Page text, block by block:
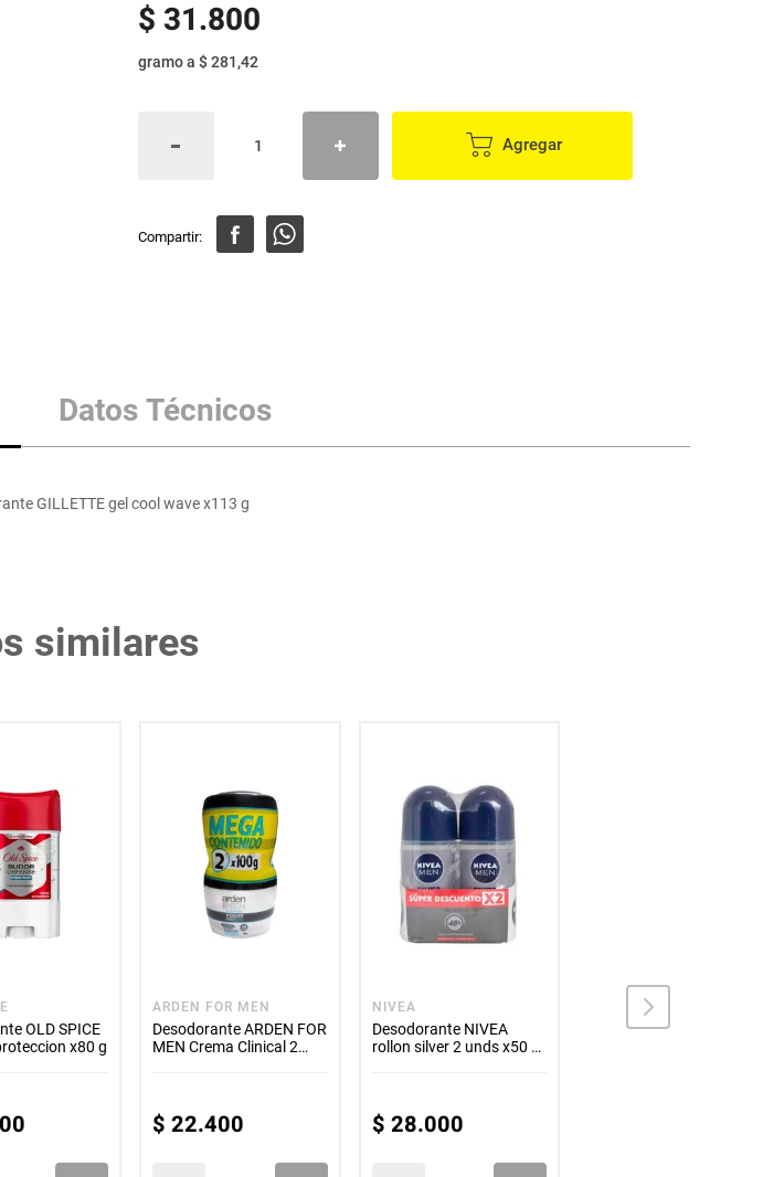
$ 31.800
gramoa $ 281,42
Agregar
Datos Técnicos
GILLETTE gel cool wave x113 g
similares
OLD SPICE
x80 g
ARDEN FOR MEN
Desodorante ARDEN FOR
MEN Crema Clinical 2
$ 22.400
NIVEA
Desodorante NIVEA
rollon silver 2 unds x50 g
$ 28.000
YODORA
Desodorante YODORA